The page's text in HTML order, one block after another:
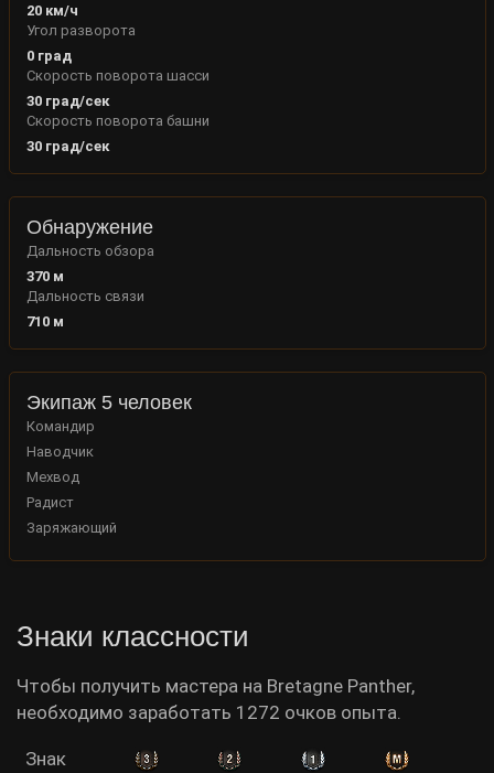
20км/ч
Угол разворота
0град
Скорость поворота шасси
30град/сек
Скорость поворота башни
30град/сек
Обнаружение
Дальность обзора
370м
Дальность связи
710м
Экипаж 5 человек
Командир
Наводчик
Мехвод
Радист
Заряжающий
Знаки классности
Чтобы получить мастера на Bretagne Panther,
необходимо заработать 1272 очков опыта.
Знак